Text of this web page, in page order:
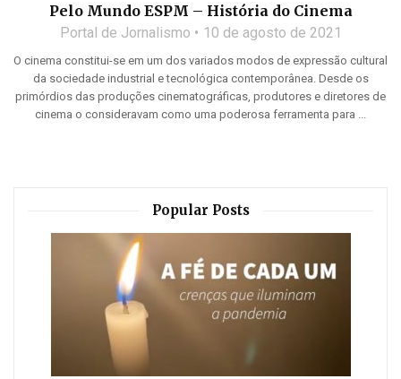
Pelo Mundo ESPM – História do Cinema
Portal de Jornalismo 10 de agosto de 2021
O cinema constitui-se em um dos variados modos de expressão cultural
da sociedade industrial e tecnológica contemporânea. Desde os
primórdios das produções cinematográficas, produtores e diretores de
cinema o consideravam como uma poderosa ferramenta para ...
Popular Posts